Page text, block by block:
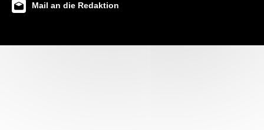
Mail an die Redaktion